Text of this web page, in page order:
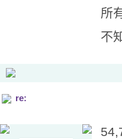
所
不
re: